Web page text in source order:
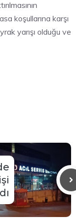
koşullarına karşı
yarışı olduğu ve